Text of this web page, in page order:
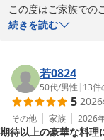
この度はご家族での
また、心温まるご感
露天風呂付き客室で
ともに心穏やかなひ
でございます。ぬる
いてもご満足いただ
続きを読む
若0824
50代/男性 | 13件
5
その他 家族 2026
期待以上の豪華な料理